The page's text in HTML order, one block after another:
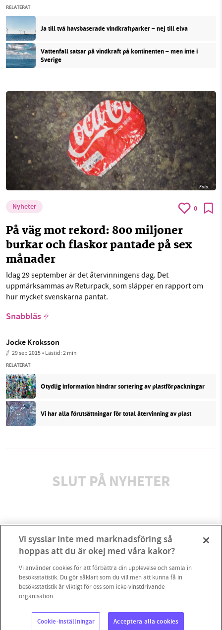
RELATERAT
Ja till två havsbaserade vindkraftparker – nej till elva
Vattenfall satsar på vindkraft på kontinenten – men inte i
Sverige
Foto:
Nyheter 0
På väg mot rekord: 800 miljoner
burkar och flaskor pantade på sex
månader
Idag 29 september är det återvinningens dag. Det
uppmärksammas av Returpack, som släpper en rapport om
hur mycket svenskarna pantat.
Snabbläs
Jocke Kroksson
29 sep 2015• Lästid:2 min
RELATERAT
Otydlig information hindrar sortering av plastförpackningar
Vi har alla förutsättningar för total återvinning av plast
SLUT PÅ NYHETER
Copyright 2023 © Supermiljöbloggen
Vi sysslar inte med marknadsföring så
hoppas att du är okej med våra kakor?
Vi använder cookies för att förbättra din upplevelse och samla in
besöksstatistik. Du gör såklart som du vill men att kunna få in
besöksstatistik är viktigt för oss som icke-vinstdrivande
organisation.
Cookie-inställningar Acceptera alla cookies